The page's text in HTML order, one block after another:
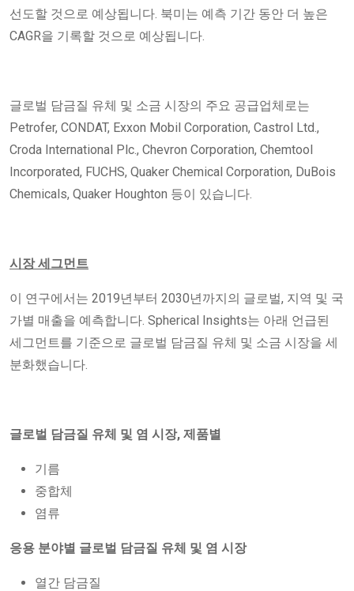
선도할 것으로 예상됩니다. 북미는 예측 기간 동안 더 높은
CAGR을 기록할 것으로 예상됩니다.
글로벌 담금질 유체 및 소금 시장의 주요 공급업체로는
Petrofer, CONDAT, Exxon Mobil Corporation, Castrol Ltd.,
Croda International Plc., Chevron Corporation, Chemtool
Incorporated, FUCHS, Quaker Chemical Corporation, DuBois
Chemicals, Quaker Houghton 등이 있습니다.
시장 세그먼트
이 연구에서는 2019년부터 2030년까지의 글로벌, 지역 및 국
가별 매출을 예측합니다. Spherical Insights는 아래 언급된
세그먼트를 기준으로 글로벌 담금질 유체 및 소금 시장을 세
분화했습니다.
글로벌 담금질 유체 및 염 시장, 제품별
기름
중합체
염류
응용 분야별 글로벌 담금질 유체 및 염 시장
열간 담금질